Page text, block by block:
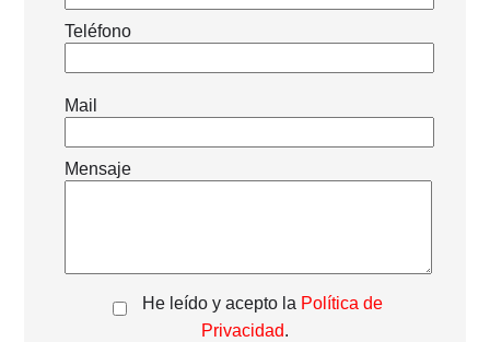
Teléfono
Mail
Mensaje
He leído y acepto la Política de
Privacidad.